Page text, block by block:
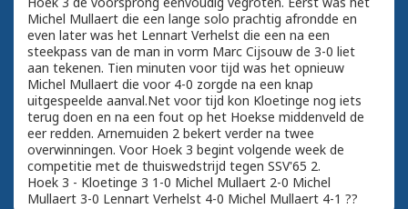
Michel Mullaert die een lange solo prachtig afrondde en
even later was het Lennart Verhelst die een na een
steekpass van de man in vorm Marc Cijsouw de 3-0 liet
aan tekenen. Tien minuten voor tijd was het opnieuw
Michel Mullaert die voor 4-0 zorgde na een knap
uitgespeelde aanval.Net voor tijd kon Kloetinge nog iets
terug doen en na een fout op het Hoekse middenveld de
eer redden. Arnemuiden 2 bekert verder na twee
overwinningen. Voor Hoek 3 begint volgende week de
competitie met de thuiswedstrijd tegen SSV'65 2.
Hoek 3 - Kloetinge 3 1-0 Michel Mullaert 2-0 Michel
Mullaert 3-0 Lennart Verhelst 4-0 Michel Mullaert 4-1 ??